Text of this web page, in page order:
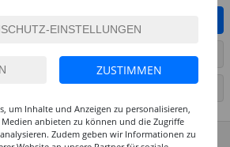
AUF WUNSCHLISTE SETZEN
SEITE DRUCKEN
ZUSTIMMEN
um Inhalte und Anzeigen zu personalisieren,
anbieten zu können und die Zugriffe
Zudem geben wir Informationen zu